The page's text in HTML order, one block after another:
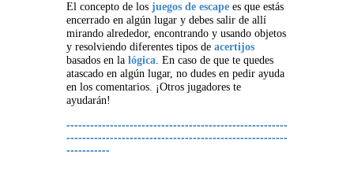
El concepto de los juegos de escape es que estás
encerrado en algún lugar y debes salir de allí
mirando alrededor, encontrando y usando objetos
y resolviendo diferentes tipos de acertijos
basados en la lógica. En caso de que te quedes
atascado en algún lugar, no dudes en pedir ayuda
en los comentarios. ¡Otros jugadores te
ayudarán!
--------------------------------------------------------
--------------------------------------------------------
-----------